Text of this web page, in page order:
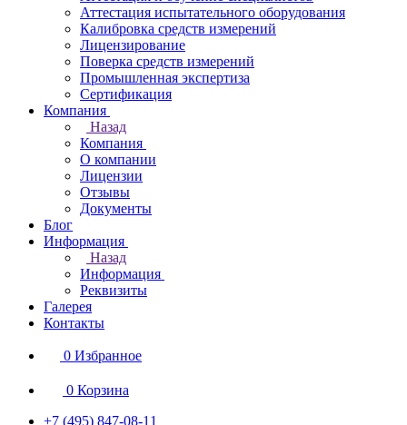
Аттестация испытательного оборудования
Калибровка средств измерений
Лицензирование
Поверка средств измерений
Промышленная экспертиза
Сертификация
Компания
Назад
Компания
О компании
Лицензии
Отзывы
Документы
Блог
Информация
Назад
Информация
Реквизиты
Галерея
Контакты
0 Избранное
0 Корзина
+7 (495) 847-08-11